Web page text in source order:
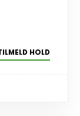
HOLD